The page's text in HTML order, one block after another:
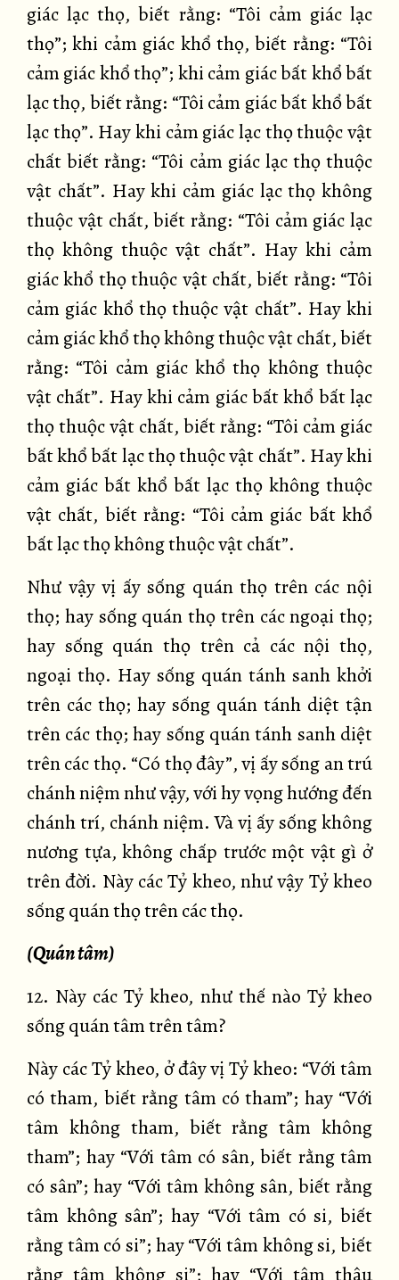
giác lạc thọ, biết rằng: “Tôi cảm giác lạc
thọ”; khi cảm giác khổ thọ, biết rằng: “Tôi
cảm giác khổ thọ”; khi cảm giác bất khổ bất
lạc thọ, biết rằng: “Tôi cảm giác bất khổ bất
lạc thọ”. Hay khi cảm giác lạc thọ thuộc vật
chất biết rằng: “Tôi cảm giác lạc thọ thuộc
vật chất”. Hay khi cảm giác lạc thọ không
thuộc vật chất, biết rằng: “Tôi cảm giác lạc
thọ không thuộc vật chất”. Hay khi cảm
giác khổ thọ thuộc vật chất, biết rằng: “Tôi
cảm giác khổ thọ thuộc vật chất”. Hay khi
cảm giác khổ thọ không thuộc vật chất, biết
rằng: “Tôi cảm giác khổ thọ không thuộc
vật chất”. Hay khi cảm giác bất khổ bất lạc
thọ thuộc vật chất, biết rằng: “Tôi cảm giác
bất khổ bất lạc thọ thuộc vật chất”. Hay khi
cảm giác bất khổ bất lạc thọ không thuộc
vật chất, biết rằng: “Tôi cảm giác bất khổ
bất lạc thọ không thuộc vật chất”.
Như vậy vị ấy sống quán thọ trên các nội
thọ; hay sống quán thọ trên các ngoại thọ;
hay sống quán thọ trên cả các nội thọ,
ngoại thọ. Hay sống quán tánh sanh khởi
trên các thọ; hay sống quán tánh diệt tận
trên các thọ; hay sống quán tánh sanh diệt
trên các thọ. “Có thọ đây”, vị ấy sống an trú
chánh niệm như vậy, với hy vọng hướng đến
chánh trí, chánh niệm. Và vị ấy sống không
nương tựa, không chấp trước một vật gì ở
trên đời. Này các Tỷ kheo, như vậy Tỷ kheo
sống quán thọ trên các thọ.
(Quán tâm)
12. Này các Tỷ kheo, như thế nào Tỷ kheo
sống quán tâm trên tâm?
Này các Tỷ kheo, ở đây vị Tỷ kheo: “Với tâm
có tham, biết rằng tâm có tham”; hay “Với
tâm không tham, biết rằng tâm không
tham”; hay “Với tâm có sân, biết rằng tâm
có sân”; hay “Với tâm không sân, biết rằng
tâm không sân”; hay “Với tâm có si, biết
rằng tâm có si”; hay “Với tâm không si, biết
rằng tâm không si”; hay “Với tâm thâu